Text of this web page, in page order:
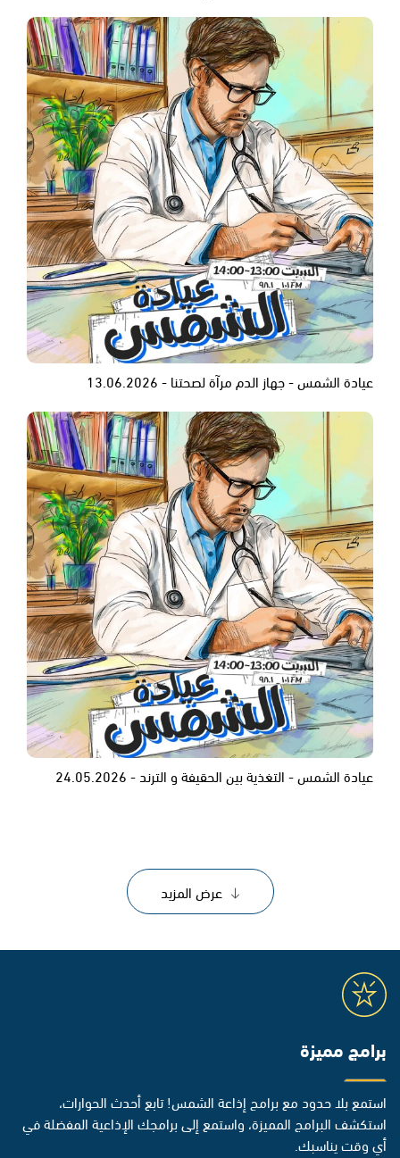
عيادة الشمس - جهاز الدم مرآة لصحتنا - 13.06.2026
عيادة الشمس - التغذية بين الحقيفة و الترند - 24.05.2026
عرض المزيد
برامج مميزة
استمع بلا حدود مع برامج إذاعة الشمس! تابع أحدث الحوارات،
استكشف البرامج المميزة، واستمع إلى برامجك الإذاعية المفضلة في
أي وقت يناسبك.